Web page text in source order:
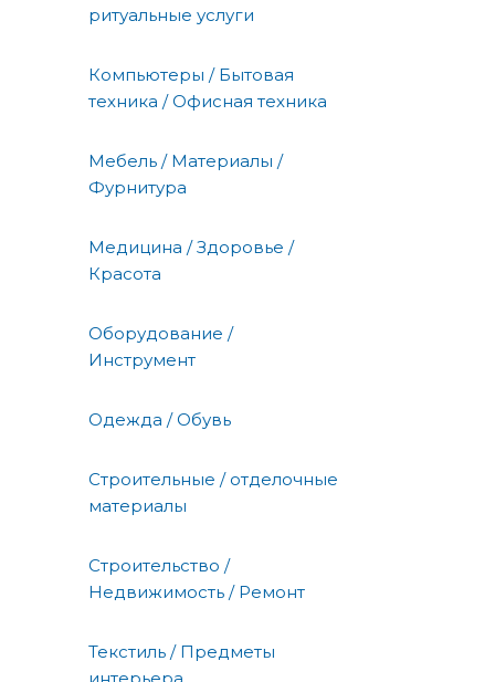
ритуальные услуги
Компьютеры / Бытовая
техника / Офисная техника
Мебель / Материалы /
Фурнитура
Медицина / Здоровье /
Красота
Оборудование /
Инструмент
Одежда / Обувь
Строительные / отделочные
материалы
Строительство /
Недвижимость / Ремонт
Текстиль / Предметы
интерьера